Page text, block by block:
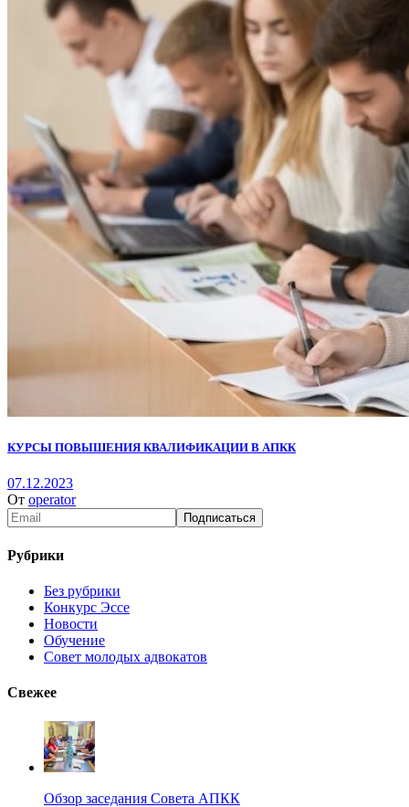
КУРСЫ ПОВЫШЕНИЯ КВАЛИФИКАЦИИ В АПКК
07.12.2023
От operator
Рубрики
Без рубрики
Конкурс Эссе
Новости
Обучение
Совет молодых адвокатов
Свежее
Обзор заседания Совета АПКК